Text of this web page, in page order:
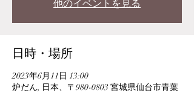
他のイベントを見る
日時・場所
2023年6月11日 13:00
炉だん, 日本、〒980-0803 宮城県仙台市青葉